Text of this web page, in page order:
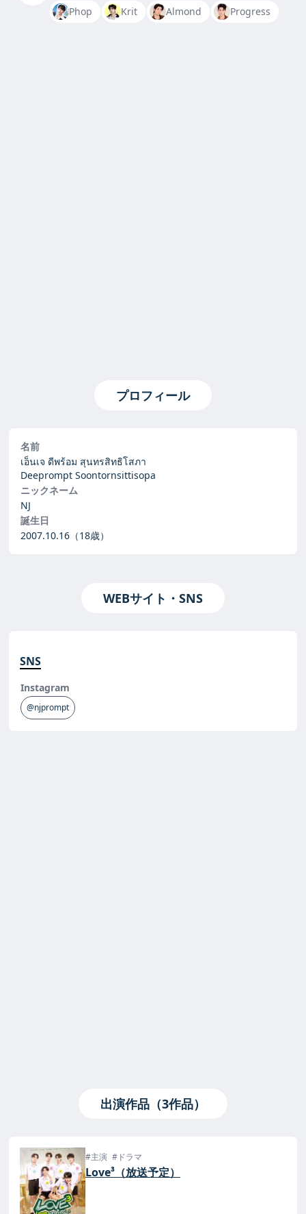
Phop
Krit Almond Progress
プロフィール
名前
เอ็นเจ ดีพร้อม สุนทรสิทธิโสภา
Deeprompt Soontornsittisopa
ニックネーム
NJ
誕生日
2007.10.16 （18歳）
WEBサイト・SNS
SNS
Instagram
@njprompt
出演作品（3作品）
#主演 #ドラマ
Love³（放送予定）